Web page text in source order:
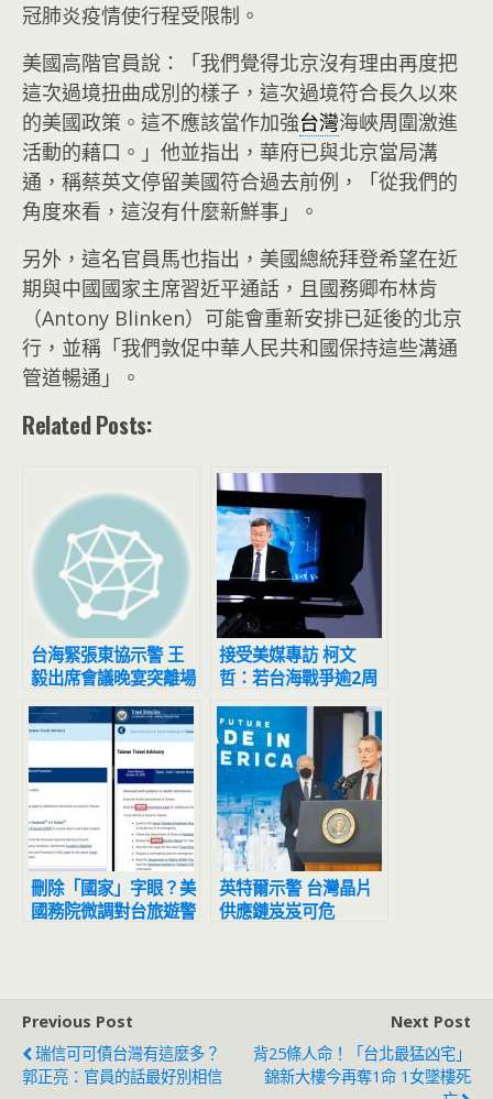
冠肺炎疫情使行程受限制。
美國高階官員說：「我們覺得北京沒有理由再度把
這次過境扭曲成別的樣子，這次過境符合長久以來
的美國政策。這不應該當作加強台灣海峽周圍激進
活動的藉口。」他並指出，華府已與北京當局溝
通，稱蔡英文停留美國符合過去前例，「從我們的
角度來看，這沒有什麼新鮮事」。
另外，這名官員馬也指出，美國總統拜登希望在近
期與中國國家主席習近平通話，且國務卿布林肯
（Antony Blinken）可能會重新安排已延後的北京
行，並稱「我們敦促中華人民共和國保持這些溝通
管道暢通」。
Related Posts:
台海緊張東協示警 王
毅出席會議晚宴突離場
接受美媒專訪 柯文
哲：若台海戰爭逾2周
習近平會出事
刪除「國家」字眼？美
國務院微調對台旅遊警
英特爾示警 台灣晶片
供應鏈岌岌可危
Previous Post
瑞信可可債台灣有這麼多？
郭正亮：官員的話最好別相信
Next Post
背25條人命！「台北最猛凶宅」
錦新大樓今再奪1命 1女墜樓死